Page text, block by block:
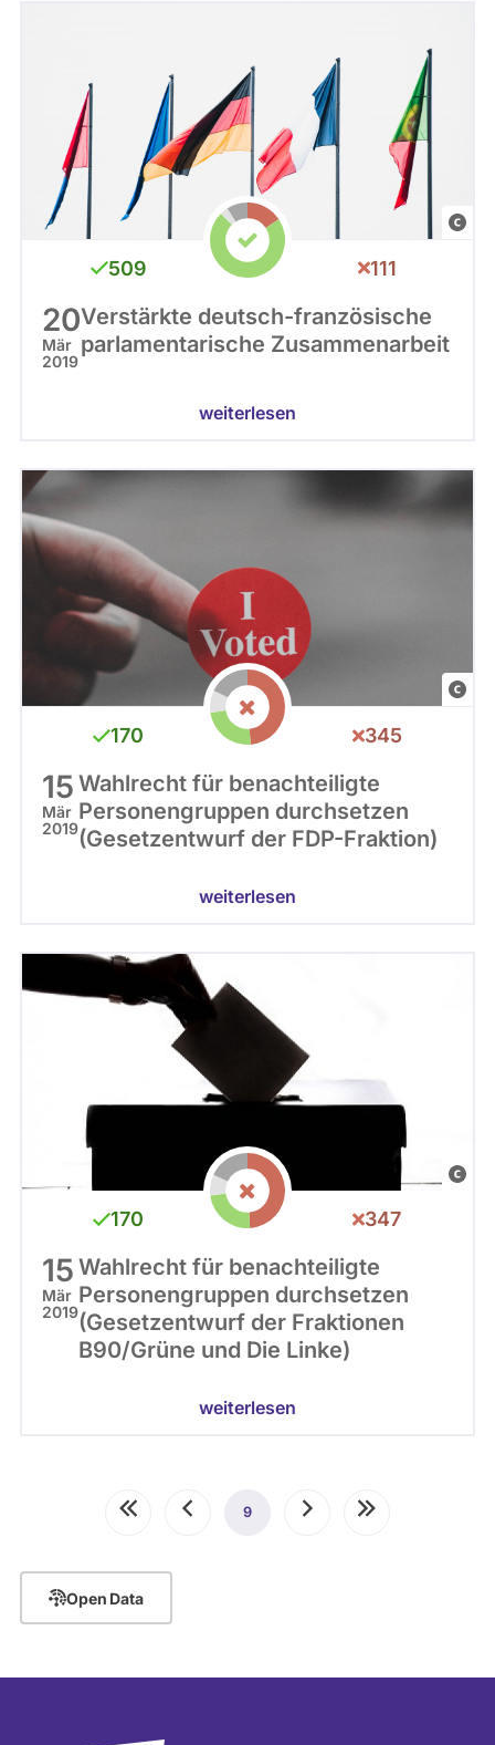
C
509 111
20
Mär
2019
Verstärkte deutsch-französische
parlamentarische Zusammenarbeit
weiterlesen
C
170 345
15
Mär
2019
Wahlrecht für benachteiligte
Personengruppen durchsetzen
(Gesetzentwurf der FDP-Fraktion)
weiterlesen
C
170 347
15
Mär
2019
Wahlrecht für benachteiligte
Personengruppen durchsetzen
(Gesetzentwurf der Fraktionen
B90/Grüne und Die Linke)
weiterlesen
Seitennummerierung
Erste VorherigeAktuelle
9 NächsteLetzte
Open Data